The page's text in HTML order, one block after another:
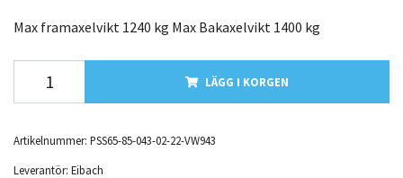
Max framaxelvikt 1240 kg Max Bakaxelvikt 1400 kg
LÄGG I KORGEN
Artikelnummer: PSS65-85-043-02-22-VW943
Leverantör: Eibach